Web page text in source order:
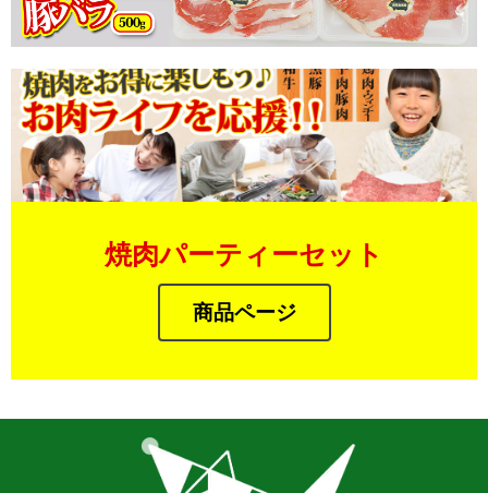
焼肉パーティーセット
商品ページ